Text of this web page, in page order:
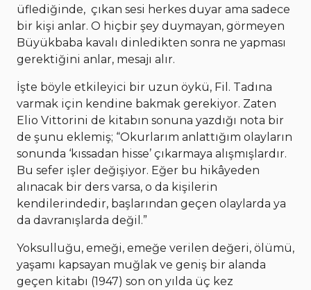
üflediğinde, çıkan sesi herkes duyar ama sadece
bir kişi anlar. O hiçbir şey duymayan, görmeyen
Büyükbaba kavalı dinledikten sonra ne yapması
gerektiğini anlar, mesajı alır.
İşte böyle etkileyici bir uzun öykü, Fil. Tadına
varmak için kendine bakmak gerekiyor. Zaten
Elio Vittorini de kitabın sonuna yazdığı nota bir
de şunu eklemiş; “Okurlarım anlattığım olayların
sonunda ‘kıssadan hisse’ çıkarmaya alışmışlardır.
Bu sefer işler değişiyor. Eğer bu hikâyeden
alınacak bir ders varsa, o da kişilerin
kendilerindedir, başlarından geçen olaylarda ya
da davranışlarda değil.”
Yoksulluğu, emeği, emeğe verilen değeri, ölümü,
yaşamı kapsayan muğlak ve geniş bir alanda
geçen kitabı (1947) son on yılda üç kez